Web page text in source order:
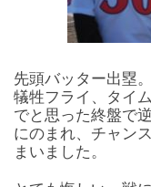
先頭バッター出塁
犠牲フライ、タイ
でと思った終盤で
にのまれ、チャン
まいました。